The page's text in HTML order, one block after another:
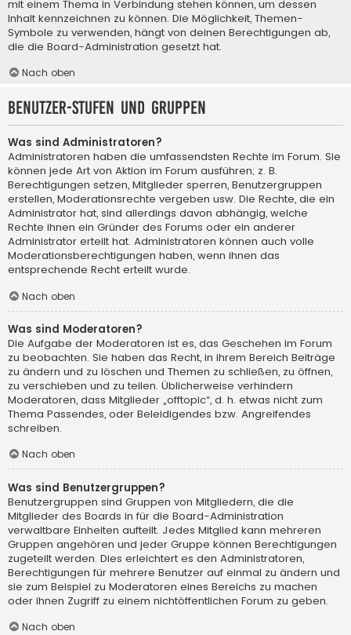
mit einem Thema in Verbindung stehen können, um dessen
Inhalt kennzeichnen zu können. Die Möglichkeit, Themen-
Symbole zu verwenden, hängt von deinen Berechtigungen ab,
die die Board-Administration gesetzt hat.
Nach oben
Benutzer-Stufen und Gruppen
Was sind Administratoren?
Administratoren haben die umfassendsten Rechte im Forum. Sie
können jede Art von Aktion im Forum ausführen; z. B.
Berechtigungen setzen, Mitglieder sperren, Benutzergruppen
erstellen, Moderationsrechte vergeben usw. Die Rechte, die ein
Administrator hat, sind allerdings davon abhängig, welche
Rechte ihnen ein Gründer des Forums oder ein anderer
Administrator erteilt hat. Administratoren können auch volle
Moderationsberechtigungen haben, wenn ihnen das
entsprechende Recht erteilt wurde.
Nach oben
Was sind Moderatoren?
Die Aufgabe der Moderatoren ist es, das Geschehen im Forum
zu beobachten. Sie haben das Recht, in ihrem Bereich Beiträge
zu ändern und zu löschen und Themen zu schließen, zu öffnen,
zu verschieben und zu teilen. Üblicherweise verhindern
Moderatoren, dass Mitglieder „offtopic“, d. h. etwas nicht zum
Thema Passendes, oder Beleidigendes bzw. Angreifendes
schreiben.
Nach oben
Was sind Benutzergruppen?
Benutzergruppen sind Gruppen von Mitgliedern, die die
Mitglieder des Boards in für die Board-Administration
verwaltbare Einheiten aufteilt. Jedes Mitglied kann mehreren
Gruppen angehören und jeder Gruppe können Berechtigungen
zugeteilt werden. Dies erleichtert es den Administratoren,
Berechtigungen für mehrere Benutzer auf einmal zu ändern und
sie zum Beispiel zu Moderatoren eines Bereichs zu machen
oder ihnen Zugriff zu einem nichtöffentlichen Forum zu geben.
Nach oben